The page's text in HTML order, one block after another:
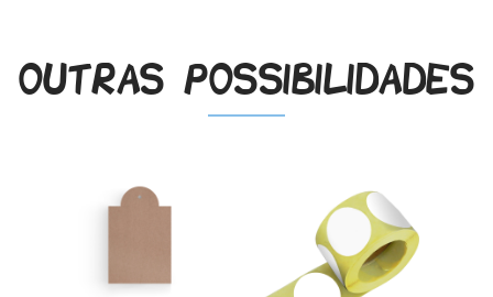
Outras possibilidades